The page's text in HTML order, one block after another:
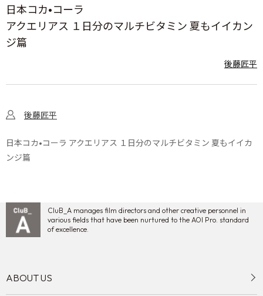
日本コカ•コーラ
アクエリアス １日分のマルチビタミン 夏もイイカン
ジ篇
後藤匠平
後藤匠平
日本コカ•コーラ アクエリアス １日分のマルチビタミン 夏もイイカ
ンジ篇
CluB_A manages film directors and other creative personnel in
various fields that have been nurtured to the AOI Pro. standard
of excellence.
ABOUT US